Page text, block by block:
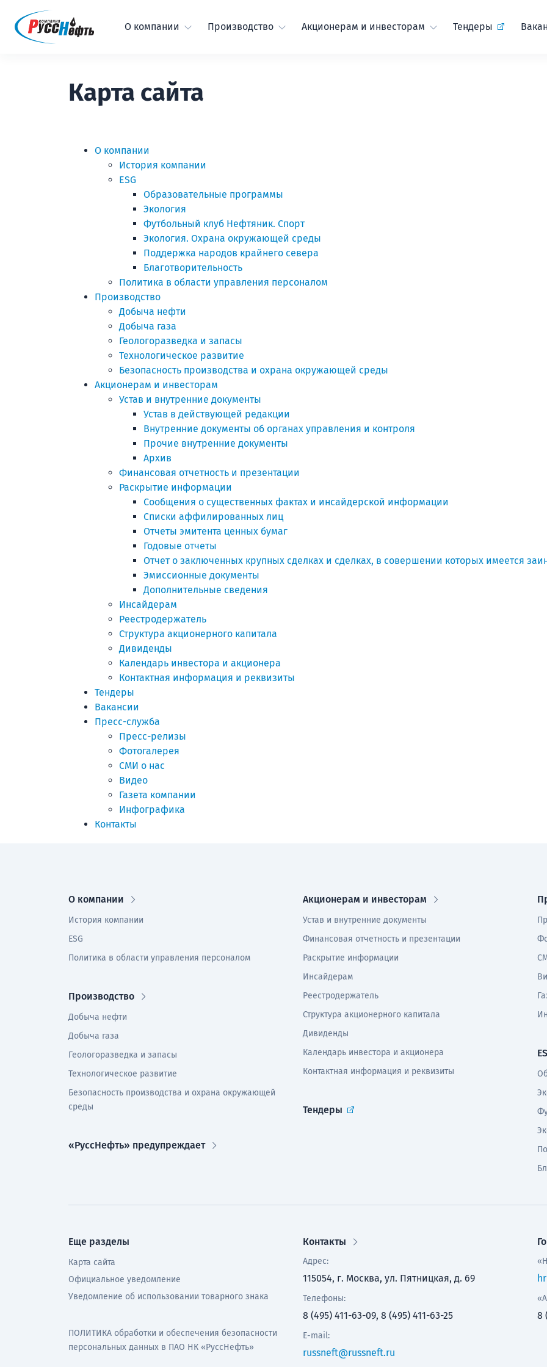
О компании Производство Акционерам и инвесторам Тендеры
Карта сайта
О компании
История компании
ESG
Образовательные программы
Экология
Футбольный клуб Нефтяник. Спорт
Экология. Охрана окружающей среды
Поддержка народов крайнего севера
Благотворительность
Политика в области управления персоналом
Производство
Добыча нефти
Добыча газа
Геологоразведка и запасы
Технологическое развитие
Безопасность производства и охрана окружающей среды
Акционерам и инвесторам
Устав и внутренние документы
Устав в действующей редакции
Внутренние документы об органах управления и контроля
Прочие внутренние документы
Архив
Финансовая отчетность и презентации
Раскрытие информации
Сообщения о существенных фактах и инсайдерской информации
Списки аффилированных лиц
Отчеты эмитента ценных бумаг
Годовые отчеты
Отчет о заключенных крупных сделках и сделках, в совершении которых имеется
Эмиссионные документы
Дополнительные сведения
Инсайдерам
Реестродержатель
Структура акционерного капитала
Дивиденды
Календарь инвестора и акционера
Контактная информация и реквизиты
Тендеры
Вакансии
Пресс-служба
Пресс-релизы
Фотогалерея
СМИ о нас
Видео
Газета компании
Инфографика
Контакты
О компании
История компании
ESG
Политика в области управления персоналом
Производство
Добыча нефти
Добыча газа
Геологоразведка и запасы
Технологическое развитие
Безопасность производства и охрана окружающей
среды
«РуссНефть» предупреждает
Акционерам и инвесторам
Устав и внутренние документы
Финансовая отчетность и презентации
Раскрытие информации
Инсайдерам
Реестродержатель
Структура акционерного капитала
Дивиденды
Календарь инвестора и акционера
Контактная информация и реквизиты
Тендеры
Контакты
Адрес:
115054, г. Москва, ул. Пятницкая, д. 69
Телефоны:
8 (495) 411-63-09, 8 (495) 411-63-25
E-mail:
russneft@russneft.ru
8
Еще разделы
Карта сайта
Официальное уведомление
Уведомление об использовании товарного знака
ПОЛИТИКА обработки и обеспечения безопасности
персональных данных в ПАО НК «РуссНефть»